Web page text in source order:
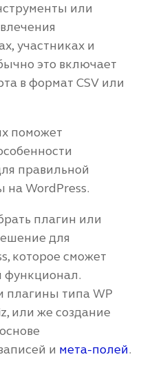
или
участниках и
это включает
в формат CSV или
поможет
правильной
на WordPress.
плагин или
для
которое сможет
функционал.
плагины типа WP
или же создание
и мета-полей.